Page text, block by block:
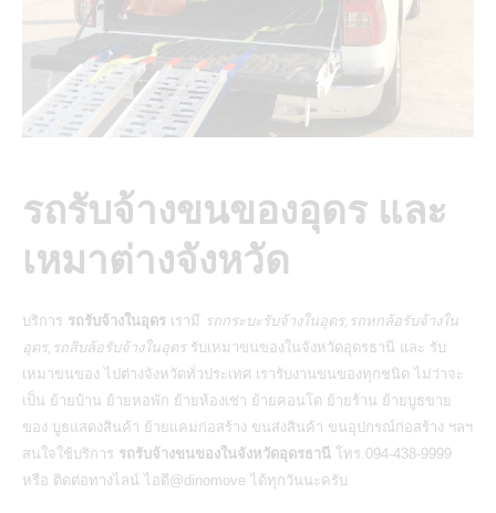
รถรับจ้างขนของอุดร และ
เหมาต่างจังหวัด
บริการ รถรับจ้างในอุดร เรามี รถกระบะรับจ้างในอุดร,รถหกล้อรับจ้างใน
อุดร,รถสิบล้อรับจ้างในอุดรรับเหมาขนของในจังหวัดอุดรธานี และ รับ
เหมาขนของ ไปต่างจังหวัดทั่วประเทศ เรารับงานขนของทุกชนิด ไม่ว่าจะ
เป็น ย้ายบ้าน ย้ายหอพัก ย้ายห้องเช่า ย้ายคอนโด ย้ายร้าน ย้ายบูธขาย
ของ บูธแสดงสินค้า ย้ายแคมก่อสร้าง ขนส่งสินค้า ขนอุปกรณ์ก่อสร้าง ฯลฯ
สนใจใช้บริการ รถรับจ้างขนของในจังหวัดอุดรธานี โทร.094-438-9999
หรือ ติดต่อทางไลน์ ไอดี@dinomove ได้ทุกวันนะครับ